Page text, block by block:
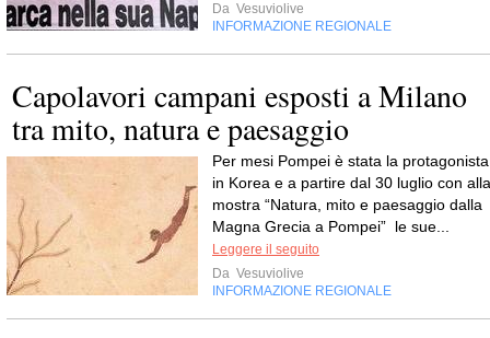
Da Vesuviolive
INFORMAZIONE REGIONALE
Capolavori campani esposti a Milano
tra mito, natura e paesaggio
Per mesi Pompei è stata la protagonista
in Korea e a partire dal 30 luglio con alla
mostra “Natura, mito e paesaggio dalla
Magna Grecia a Pompei” le sue...
Leggere il seguito
Da Vesuviolive
INFORMAZIONE REGIONALE